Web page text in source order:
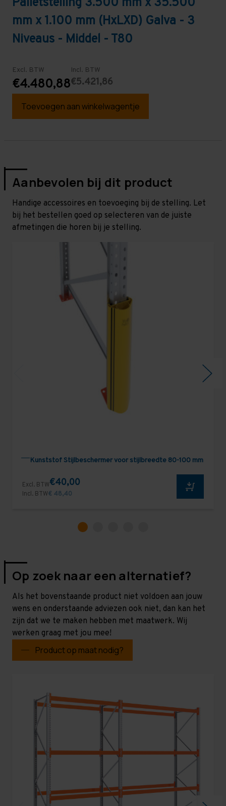
mm x 1.100 mm (HxLXD) Galva - 3
Niveaus - Middel - T80
Excl. BTW
€4.480,88
Incl. BTW
€5.421,86
Toevoegen aan winkelwagentje
Aanbevolen bij dit product
Handige accessoires en toevoeging bij de stelling. Let
bij het bestellen goed op selecteren van de juiste
afmetingen die horen bij je stelling.
Kunststof Stijlbeschermer voor stijlbreedte 80-100 mm
Excl. BTW€40,00
Incl. BTW€ 48,40
Op zoek naar een alternatief?
Als het bovenstaande product niet voldoen aan jouw
wens en onderstaande adviezen ook niet, dan kan het
zijn dat we te maken hebben met maatwerk. Wij
werken graag met jou mee!
Product op maat nodig?